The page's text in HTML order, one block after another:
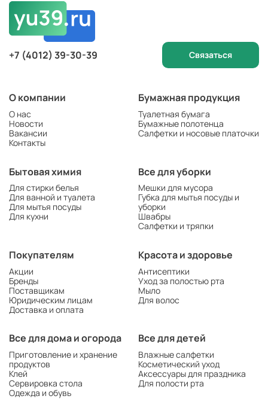
+7 (4012) 39-30-39 Связаться
О компании
О нас
Новости
Вакансии
Контакты
Бумажная продукция
Туалетная бумага
Бумажные полотенца
Салфетки и носовые платочки
Бытовая химия
Для стирки белья
Для ванной и туалета
Для мытья посуды
Для кухни
Все для уборки
Мешки для мусора
Губка для мытья посуды и
уборки
Швабры
Салфетки и тряпки
Покупателям
Акции
Бренды
Поставщикам
Юридическим лицам
Доставка и оплата
Красота и здоровье
Антисептики
Уход за полостью рта
Мыло
Для волос
Все для дома и огорода
Приготовление и хранение
продуктов
Клей
Сервировка стола
Одежда и обувь
Все для детей
Влажные салфетки
Косметический уход
Аксессуары для праздника
Для полости рта